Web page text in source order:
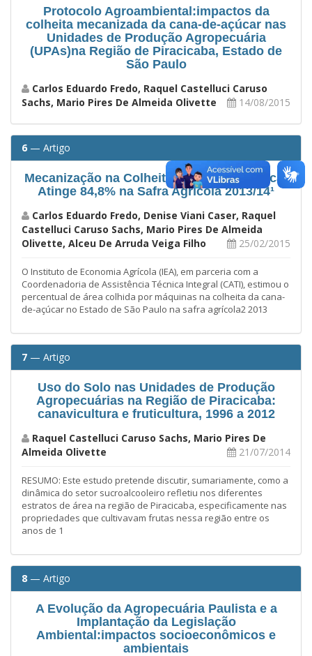
Protocolo Agroambiental:impactos da
colheita mecanizada da cana-de-açúcar nas
Unidades de Produção Agropecuária
(UPAs)na Região de Piracicaba, Estado de
São Paulo
Carlos Eduardo Fredo, Raquel Castelluci Caruso
Sachs, Mario Pires De Almeida Olivette
14/08/2015
6 — Artigo
Mecanização na Colheita da Cana-de-açúcar
Atinge 84,8% na Safra Agrícola 2013/14¹
Carlos Eduardo Fredo, Denise Viani Caser, Raquel
Castelluci Caruso Sachs, Mario Pires De Almeida
Olivette, Alceu De Arruda Veiga Filho
25/02/2015
O Instituto de Economia Agrícola (IEA), em parceria com a
Coordenadoria de Assistência Técnica Integral (CATI), estimou o
percentual de área colhida por máquinas na colheita da cana-
de-açúcar no Estado de São Paulo na safra agrícola2 2013
7 — Artigo
Uso do Solo nas Unidades de Produção
Agropecuárias na Região de Piracicaba:
canavicultura e fruticultura, 1996 a 2012
Raquel Castelluci Caruso Sachs, Mario Pires De
Almeida Olivette
21/07/2014
RESUMO: Este estudo pretende discutir, sumariamente, como a
dinâmica do setor sucroalcooleiro refletiu nos diferentes
estratos de área na região de Piracicaba, especificamente nas
propriedades que cultivavam frutas nessa região entre os
anos de 1
8 — Artigo
A Evolução da Agropecuária Paulista e a
Implantação da Legislação
Ambiental:impactos socioeconômicos e
ambientais